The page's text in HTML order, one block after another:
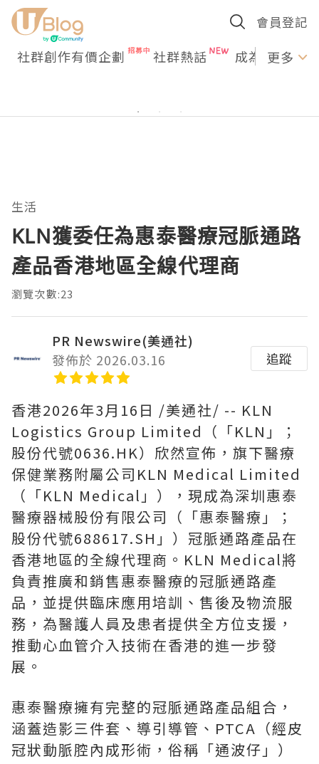
會員登記
社群創作有價企劃 社群熱話 成為U更多
生活
KLN獲委任為惠泰醫療冠脈通路
產品香港地區全線代理商
瀏覽次數:23
PR Newswire(美通社)
發佈於 2026.03.16
追蹤
香港2026年3月16日 /美通社/ -- KLN
Logistics Group Limited（「KLN」；
股份代號0636.HK）欣然宣佈，旗下醫療
保健業務附屬公司KLN Medical Limited
（「KLN Medical」），現成為深圳惠泰
醫療器械股份有限公司（「惠泰醫療」；
股份代號688617.SH」）冠脈通路產品在
香港地區的全線代理商。KLN Medical將
負責推廣和銷售惠泰醫療的冠脈通路產
品，並提供臨床應用培訓、售後及物流服
務，為醫護人員及患者提供全方位支援，
推動心血管介入技術在香港的進一步發
展。
惠泰醫療擁有完整的冠脈通路產品組合，
涵蓋造影三件套、導引導管、PTCA（經皮
冠狀動脈腔內成形術，俗稱「通波仔」）